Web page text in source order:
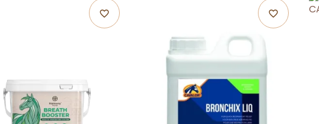
favorite_border favorite_border